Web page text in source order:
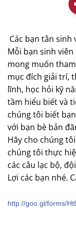
Các bạn tân sinh
Mỗi bạn sinh
mong muốn
mục đích giải trí,
lĩnh, học hỏi kỹ
tầm hiểu biết và
chúng tôi biết
với bạn bè bản
Hãy cho chúng
chúng tôi thực
các câu lạc bộ,
Lợi các bạn nhé.
http://goo.gl/forms/